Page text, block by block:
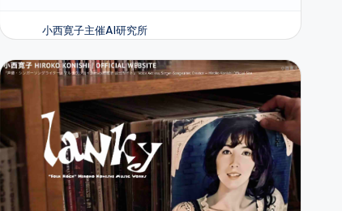
小西寛子主催AI研究所